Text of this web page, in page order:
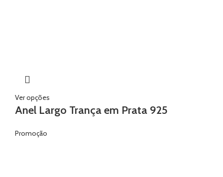
Ver opções
Anel Largo Trança em Prata 925
Promoção